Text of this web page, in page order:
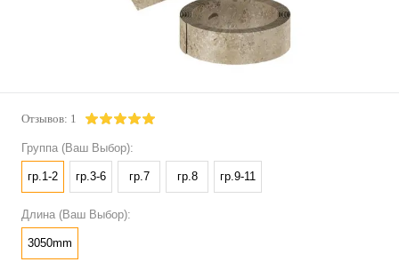
Отзывов: 1
Группа (Ваш Выбор):
гр.1-2 гр.3-6 гр.7 гр.8 гр.9-11
Длина (Ваш Выбор):
3050mm